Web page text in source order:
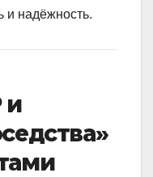
и надёжность.
и